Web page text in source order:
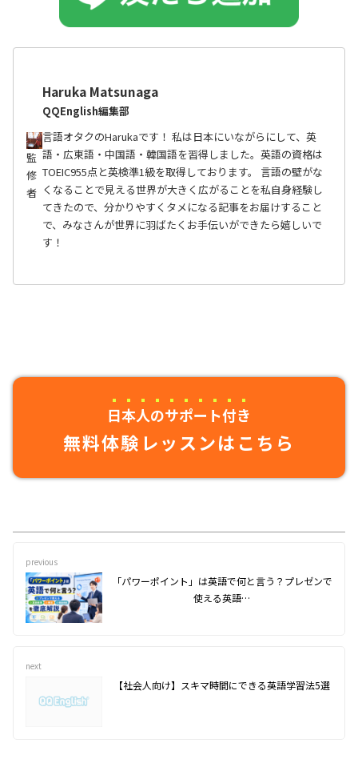
監
修
者
Haruka Matsunaga
QQEnglish編集部
言語オタクのHarukaです！ 私は日本にいながらにして、英
語・広東語・中国語・韓国語を習得しました。英語の資格は
TOEIC955点と英検準1級を取得しております。 言語の壁がな
くなることで見える世界が大きく広がることを私自身経験し
てきたので、分かりやすくタメになる記事をお届けすること
で、みなさんが世界に羽ばたくお手伝いができたら嬉しいで
す！
日本人のサポート付き
無料体験レッスンはこちら
previous
「パワーポイント」は英語で何と言う？プレゼンで
使える英語…
next
【社会人向け】スキマ時間にできる英語学習法5選